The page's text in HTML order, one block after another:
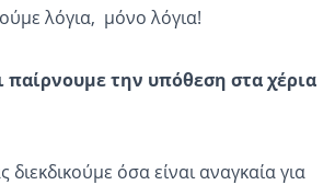
λόγια, μόνο λόγια!
παίρνουμε την υπόθεση στα χέρια
όσα είναι αναγκαία για